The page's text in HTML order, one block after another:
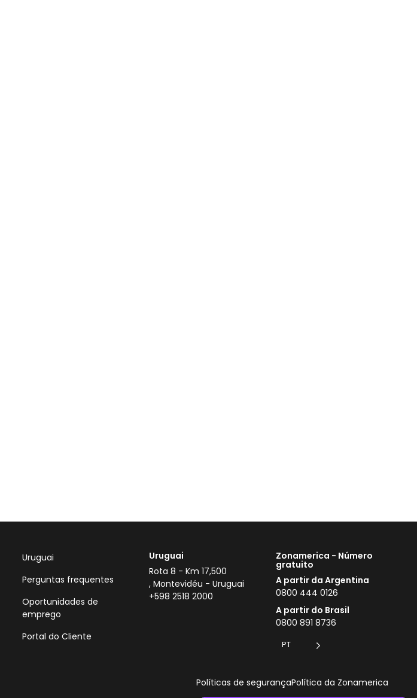
Uruguai
Perguntas frequentes
Oportunidades de
emprego
Portal do Cliente
Uruguai
Rota 8 - Km 17,500
, Montevidéu - Uruguai
+598 2518 2000
Zonamerica - Número
gratuito
A partir da Argentina
0800 444 0126
A partir do Brasil
0800 891 8736
PT
Políticas de segurançaPolítica da Zonamerica